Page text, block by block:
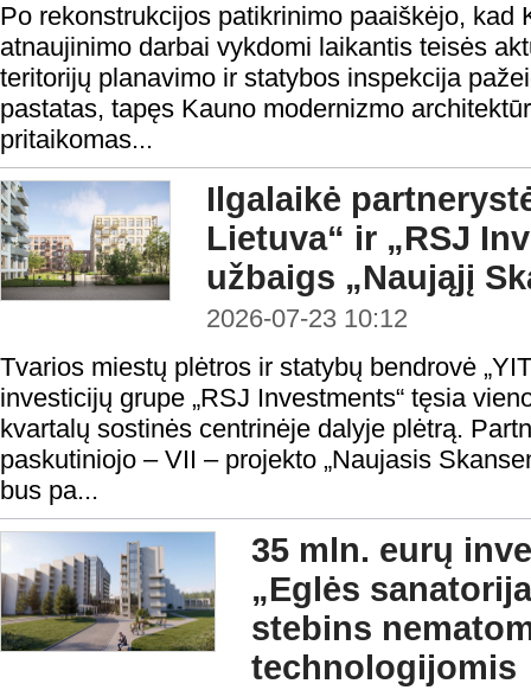
Po rekonstrukcijos patikrinimo paaiškėjo, kad
atnaujinimo darbai vykdomi laikantis teisės
teritorijų planavimo ir statybos inspekcija
pastatas, tapęs Kauno modernizmo
pritaikomas...
Ilgalaikė
Lietuva“ ir „RSJ
užbaigs „Naująjį
2026-07-23 10:12
Tvarios miestų plėtros ir statybų bendrovė
investicijų grupe „RSJ Investments“ tęsia
kvartalų sostinės centrinėje dalyje plėtrą.
paskutiniojo – VII – projekto „Naujasis
bus pa...
35 mln. eurų
„Eglės
stebins
technologijomis